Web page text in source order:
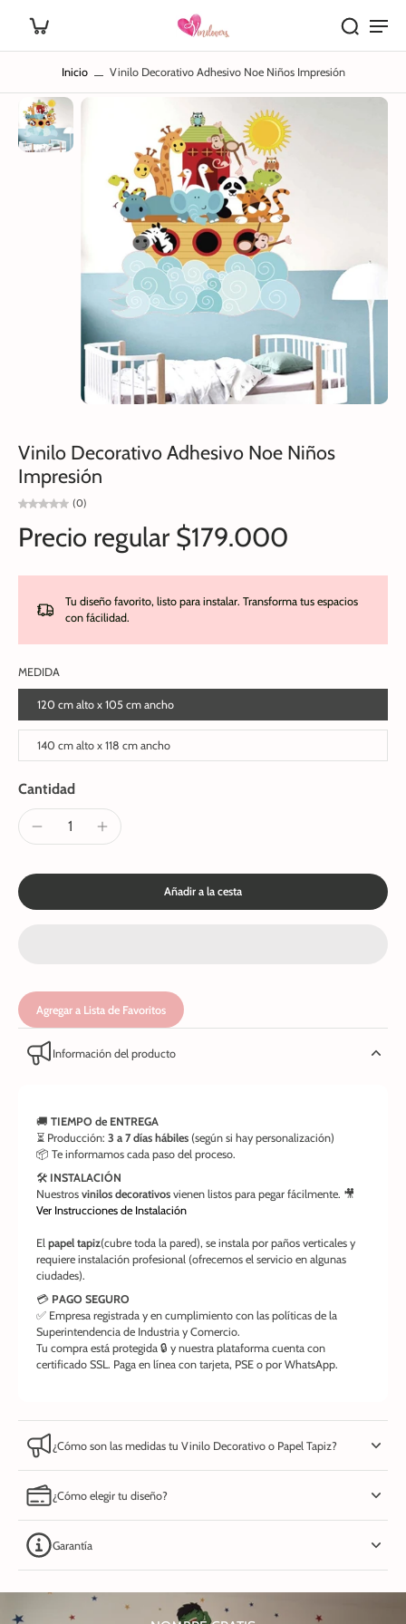
Inicio Vinilo Decorativo Adhesivo Noe Niños Impresión
Vinilo Decorativo Adhesivo Noe Niños
Impresión
(0)
Precio regular $179.000
Tu diseño favorito, listo para instalar. Transforma tus espacios
con fácilidad.
MEDIDA
120 cm alto x 105 cm ancho
140 cm alto x 118 cm ancho
Cantidad
Añadir a la cesta
Agregar a Lista de Favoritos
Información del producto
🚚 TIEMPO de ENTREGA
⏳ Producción: 3 a 7 días hábiles (según si hay personalización)
📦 Te informamos cada paso del proceso.
🛠️ INSTALACIÓN
Nuestros vinilos decorativos vienen listos para pegar fácilmente. 🎥
Ver Instrucciones de Instalación
El papel tapiz(cubre toda la pared), se instala por paños verticales y
requiere instalación profesional (ofrecemos el servicio en algunas
ciudades).
💳 PAGO SEGURO
✅ Empresa registrada y en cumplimiento con las políticas de la
Superintendencia de Industria y Comercio.
Tu compra está protegida 🔒 y nuestra plataforma cuenta con
certificado SSL. Paga en línea con tarjeta, PSE o por WhatsApp.
¿Cómo son las medidas tu Vinilo Decorativo o Papel Tapiz?
¿Cómo elegir tu diseño?
Garantía